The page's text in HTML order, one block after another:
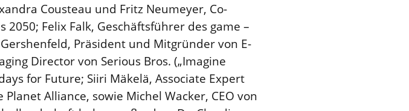
Cousteau und Fritz Neumeyer, Co-
Felix Falk, Geschäftsführer des game –
Präsident und Mitgründer von E-
Director von Serious Bros. („Imagine
for Future; Siiri Mäkelä, Associate Expert
Alliance, sowie Michel Wacker, CEO von